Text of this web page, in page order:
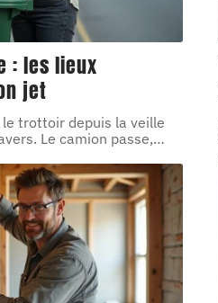
: les lieux
jet
trottoir depuis la veille
Le camion passe,…